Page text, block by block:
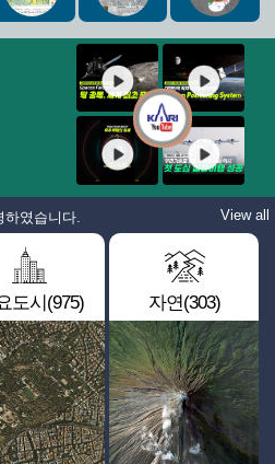
하였습니다. View all
도시(975) 자연(303)